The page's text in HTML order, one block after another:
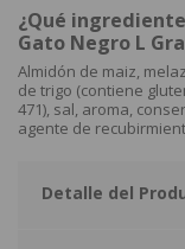
¿Qué
Gato Negro L
Almidón de maiz,
de trigo (contiene
471), sal, aroma,
agente de
Detalle del